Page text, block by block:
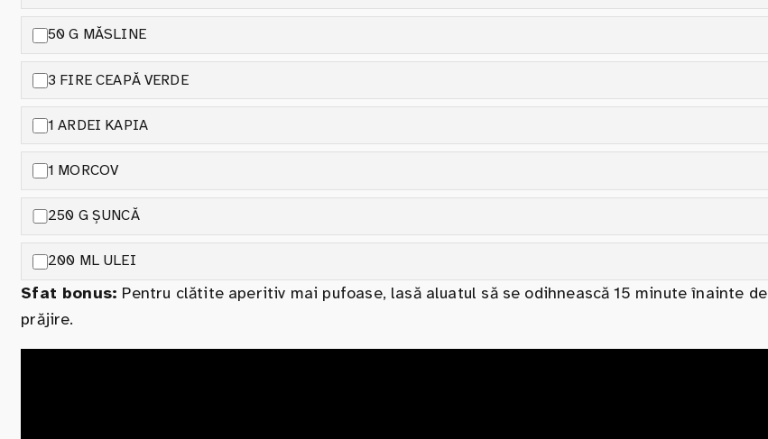
50 G MĂSLINE
3 FIRE CEAPĂ VERDE
1 ARDEI KAPIA
1 MORCOV
250 G ȘUNCĂ
200 ML ULEI
Sfat bonus: Pentru clătite aperitiv mai pufoase, lasă aluatul să se odihnească 15 minute înainte de
prăjire.